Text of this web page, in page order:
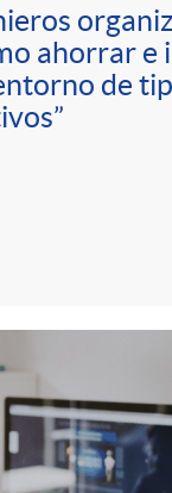
ahorrar e
de